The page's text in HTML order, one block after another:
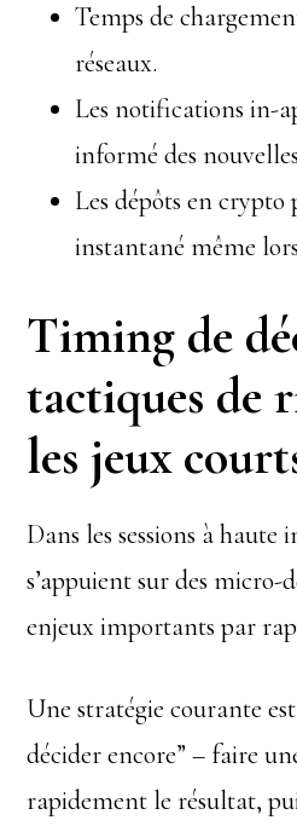
Temps de
réseaux.
Les notifications in-
informé des
Les dépôts en
instantané même lors
Timing de
tactiques de
les jeux
Dans les sessions à haute
s’appuient sur des micro-
enjeux importants par
Une stratégie courante
décider encore” – faire
rapidement le résultat,